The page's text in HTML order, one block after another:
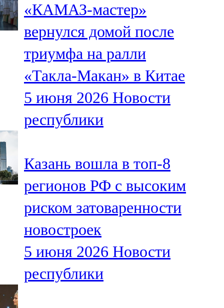
106,1 FM
Кама тамагы
71,51 FM
Кукмара
107,9 FM
Лениногорский
Мамадыш
106,2 FM
Минзәлә
107,3 FM
Мөслим
100,0 FM
«КАМАЗ-мастер»
вернулся домой после
триумфа на ралли
«Такла-Макан» в Китае
5 июня 2026 Новости
республики
Казань вошла в топ-8
регионов РФ с высоким
риском затоваренности
новостроек
5 июня 2026 Новости
республики